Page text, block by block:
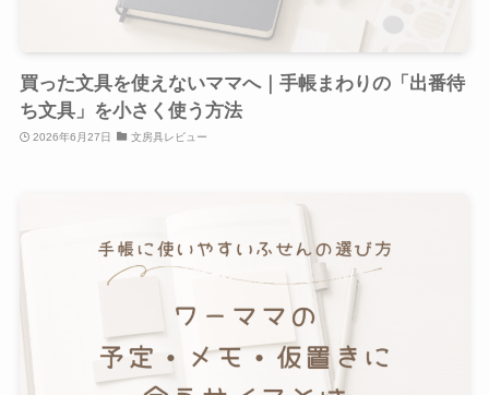
買った文具を使えないママへ｜手帳まわりの「出番待
ち文具」を小さく使う方法
2026年6月27日 文房具レビュー